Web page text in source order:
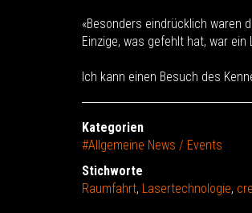
«Besonders eindrücklich waren
Einzige, was gefehlt hat, war
Ich kann einen Besuch des
Kategorien
#Allgemeine News / Events
Stichworte
Raumfahrt, Lasertechnologie,